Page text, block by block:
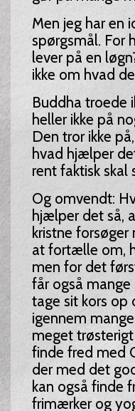
Men jeg har en
spørgsmål. For
lever på en
ikke om hvad
Buddha troede
heller ikke på
Den tror ikke
hvad hjælper
rent faktisk skal
Og omvendt:
hjælper det så,
kristne
at fortælle om,
men for det
får også
tage sit kors op
igennem
meget
finde fred med
der med det
kan også finde
frimærker og